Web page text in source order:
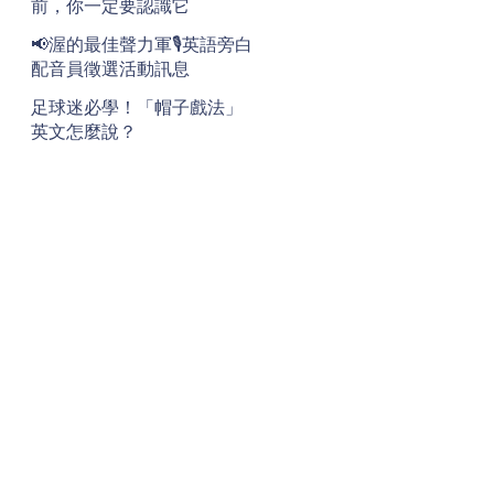
前，你一定要認識它
📢渥的最佳聲力軍🎙️英語旁白
配音員徵選活動訊息
足球迷必學！「帽子戲法」
英文怎麼說？